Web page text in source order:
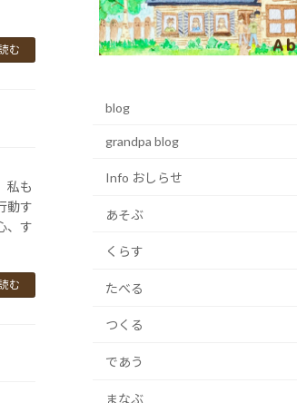
む
私も
動す
、す
む
blog
grandpa blog
Info おしらせ
あそぶ
くらす
たべる
つくる
であう
まなぶ